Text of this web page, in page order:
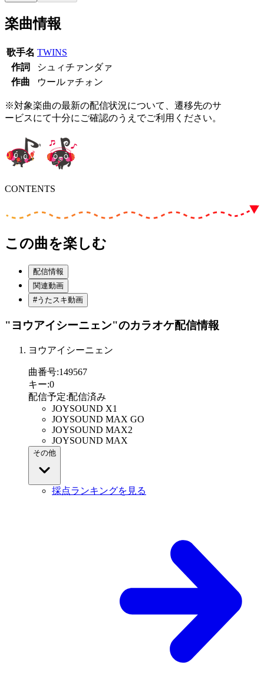
楽曲情報
歌手名 TWINS
作詞
シュィチァンダァ
作曲
ウールァチォン
※対象楽曲の最新の配信状況について、遷移先のサ
ービスにて十分にご確認のうえでご利用ください。
CONTENTS
この曲を楽しむ
配信情報
関連動画
#うたスキ動画
"ヨウアイシーニェン"のカラオケ配信情報
ヨウアイシーニェン
曲番号:149567
キー:0
配信予定:配信済み
JOYSOUND X1
JOYSOUND MAX GO
JOYSOUND MAX2
JOYSOUND MAX
その他
採点ランキングを見る